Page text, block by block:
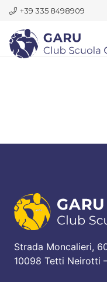
+39 335 8498909
Strada Moncalieri,
10098 Tetti Neirotti